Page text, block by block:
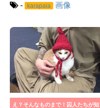
- karapaia 画像
え？そんなものまで！囚人たちが知